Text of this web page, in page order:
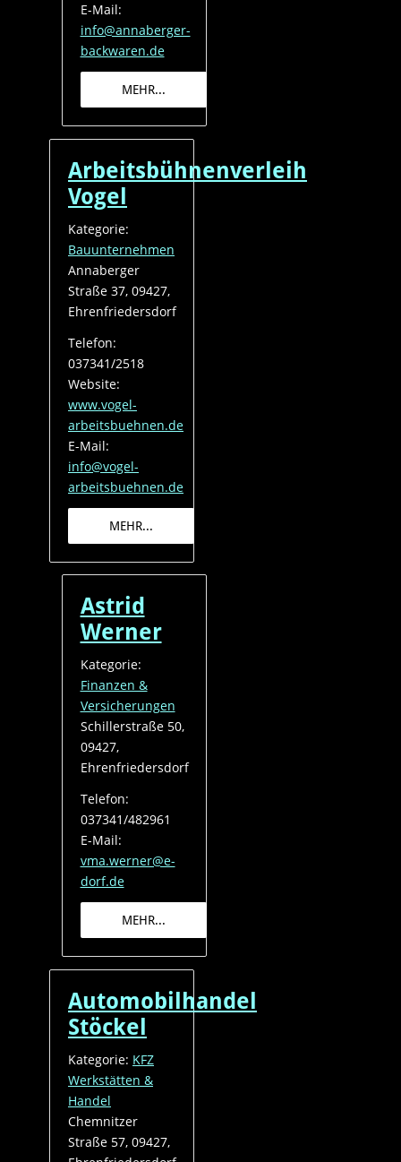
E-Mail:
info@annaberger-
backwaren.de
MEHR...
Arbeitsbühnenverleih
Vogel
Kategorie:
Bauunternehmen
Annaberger
Straße 37, 09427,
Ehrenfriedersdorf
Telefon:
037341/2518
Website:
www.vogel-
arbeitsbuehnen.de
E-Mail:
info@vogel-
arbeitsbuehnen.de
MEHR...
Astrid
Werner
Kategorie:
Finanzen &
Versicherungen
Schillerstraße 50,
09427,
Ehrenfriedersdorf
Telefon:
037341/482961
E-Mail:
vma.werner@e-
dorf.de
MEHR...
Automobilhandel
Stöckel
Kategorie: KFZ
Werkstätten &
Handel
Chemnitzer
Straße 57, 09427,